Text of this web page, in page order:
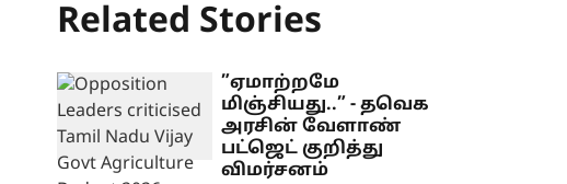
Related Stories
”ஏமாற்றமே
மிஞ்சியது..” - தவெக
அரசின் வேளாண்
பட்ஜெட் குறித்து
விமர்சனம்